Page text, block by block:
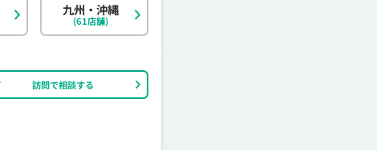
訪問で相談する
九州・沖縄
(61店舗)